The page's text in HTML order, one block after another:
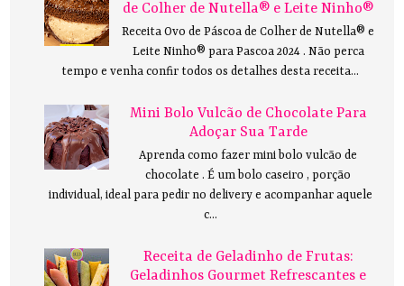
de Colher de Nutella® e Leite Ninho®
Receita Ovo de Páscoa de Colher de Nutella® e
Leite Ninho® para Pascoa 2024 . Não perca
tempo e venha confir todos os detalhes desta receita...
Mini Bolo Vulcão de Chocolate Para
Adoçar Sua Tarde
Aprenda como fazer mini bolo vulcão de
chocolate . É um bolo caseiro , porção
individual, ideal para pedir no delivery e acompanhar aquele
c...
Receita de Geladinho de Frutas:
Geladinhos Gourmet Refrescantes e